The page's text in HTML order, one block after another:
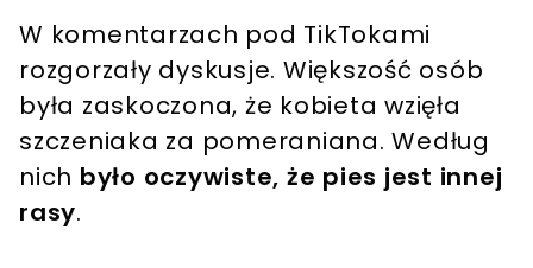
W komentarzach pod TikTokami
rozgorzały dyskusje. Większość osób
była zaskoczona, że kobieta wzięła
szczeniaka za pomeraniana. Według
nich było oczywiste, że pies jest innej
rasy.